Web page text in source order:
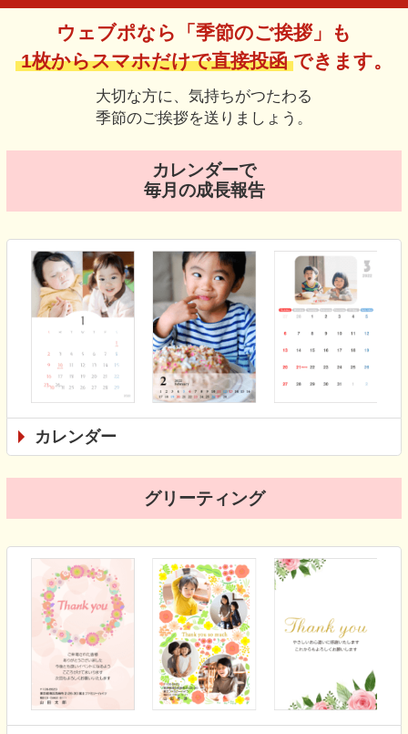
ウェブポなら「季節のご挨拶」も
1枚からスマホだけで直接投函 できます。
大切な方に、気持ちがつたわる
季節のご挨拶を送りましょう。
カレンダーで
毎月の成長報告
カレンダー
グリーティング